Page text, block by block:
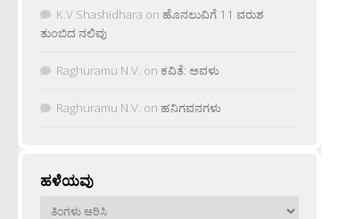
K.V Shashidhara on ಹೊನಲುವಿಗೆ 11 ವರುಶ
ತುಂಬಿದ ನಲಿವು
Raghuramu N.V. on ಕವಿತೆ: ಅವಳು
Raghuramu N.V. on ಹನಿಗವನಗಳು
ಹಳೆಯವು
ಹಳೆಯವು